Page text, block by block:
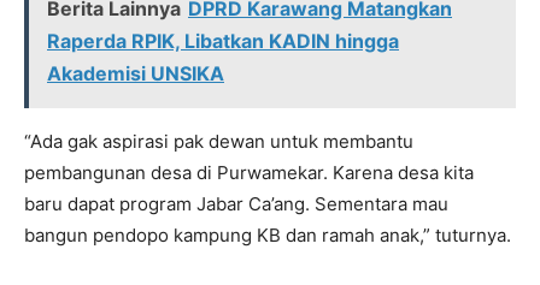
Berita Lainnya DPRD Karawang Matangkan
Raperda RPIK, Libatkan KADIN hingga
Akademisi UNSIKA
“Ada gak aspirasi pak dewan untuk membantu
pembangunan desa di Purwamekar. Karena desa kita
baru dapat program Jabar Ca’ang. Sementara mau
bangun pendopo kampung KB dan ramah anak,” tuturnya.